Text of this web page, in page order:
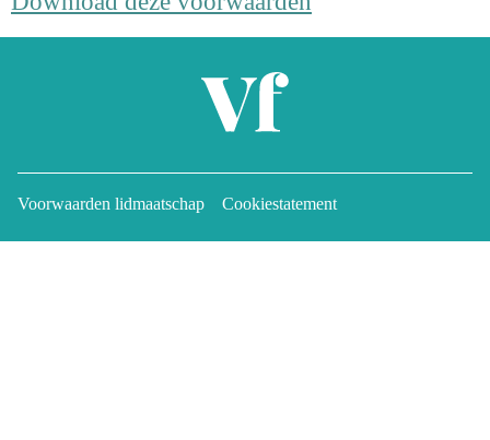
Voorwaarden lidmaatschap Cookiestatement